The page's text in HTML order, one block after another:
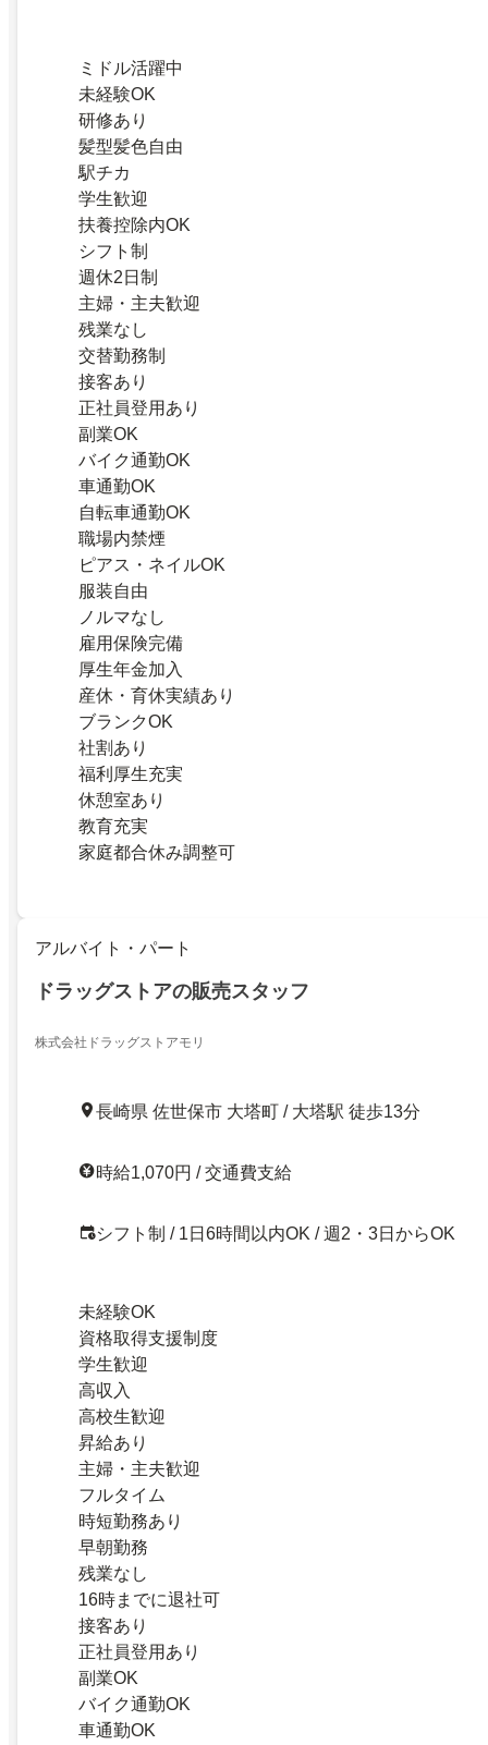
ミドル活躍中
未経験OK
研修あり
髪型髪色自由
駅チカ
学生歓迎
扶養控除内OK
シフト制
週休2日制
主婦・主夫歓迎
残業なし
交替勤務制
接客あり
正社員登用あり
副業OK
バイク通勤OK
車通勤OK
自転車通勤OK
職場内禁煙
ピアス・ネイルOK
服装自由
ノルマなし
雇用保険完備
厚生年金加入
産休・育休実績あり
ブランクOK
社割あり
福利厚生充実
休憩室あり
教育充実
家庭都合休み調整可
アルバイト・パート
ドラッグストアの販売スタッフ
株式会社ドラッグストアモリ
長崎県 佐世保市 大塔町 / 大塔駅 徒歩13分
時給1,070円 / 交通費支給
シフト制 / 1日6時間以内OK / 週2・3日からOK
未経験OK
資格取得支援制度
学生歓迎
高収入
高校生歓迎
昇給あり
主婦・主夫歓迎
フルタイム
時短勤務あり
早朝勤務
残業なし
16時までに退社可
接客あり
正社員登用あり
副業OK
バイク通勤OK
車通勤OK